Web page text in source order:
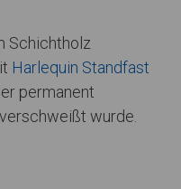
Schichtholz
Harlequin Standfast
permanent
wurde.